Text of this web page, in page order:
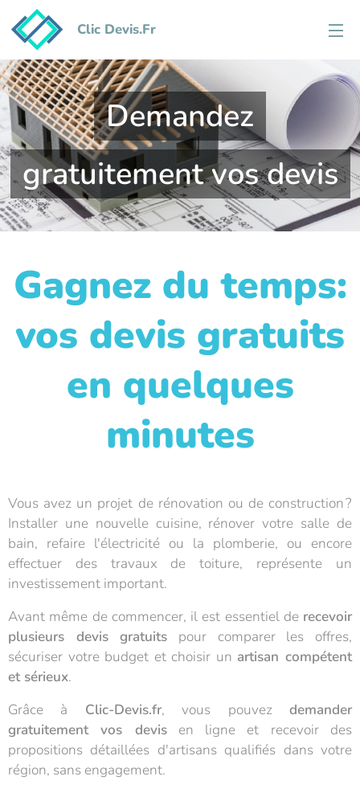
Clic Devis.Fr
Demandez
gratuitement vos devis
Gagnez du temps:
vos devis gratuits
en quelques
minutes
Vous avez un projet de rénovation ou de construction ?
Installer une nouvelle cuisine, rénover votre salle de
bain, refaire l'électricité ou la plomberie, ou encore
effectuer des travaux de toiture, représente un
investissement important.
Avant même de commencer, il est essentiel de recevoir
plusieurs devis gratuits pour comparer les offres,
sécuriser votre budget et choisir un artisan compétent
et sérieux.
Grâce à Clic-Devis.fr, vous pouvezdemander
gratuitement vos devisen ligne et recevoir des
propositions détaillées d'artisans qualifiés dans votre
région, sans engagement.